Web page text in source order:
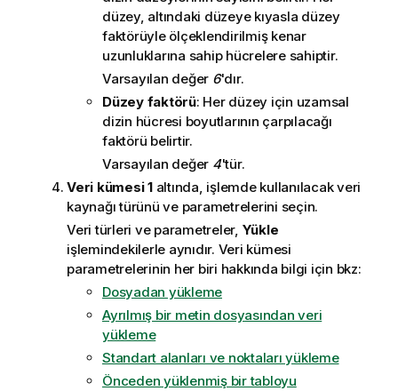
düzey, altındaki düzeye kıyasla düzey
faktörüyle ölçeklendirilmiş kenar
uzunluklarına sahip hücrelere sahiptir.
Varsayılan değer 6'dır.
Düzey faktörü: Her düzey için uzamsal
dizin hücresi boyutlarının çarpılacağı
faktörü belirtir.
Varsayılan değer 4'tür.
Veri kümesi 1altında, işlemde kullanılacak veri
kaynağı türünü ve parametrelerini seçin.
Veri türleri ve parametreler, Yükle
işlemindekilerle aynıdır. Veri kümesi
parametrelerinin her biri hakkında bilgi için bkz:
Dosyadan yükleme
Ayrılmış bir metin dosyasından veri
yükleme
Standart alanları ve noktaları yükleme
Önceden yüklenmiş bir tabloyu